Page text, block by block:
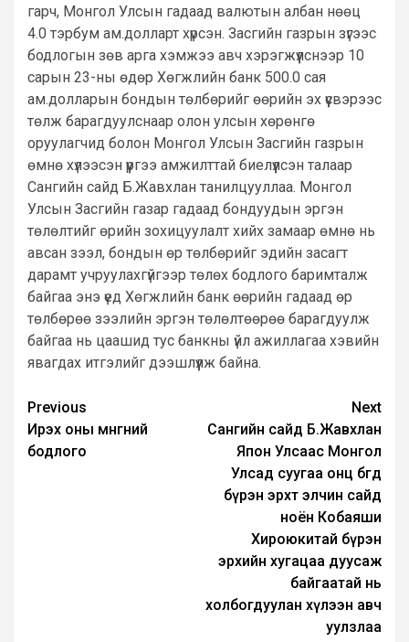
гарч, Монгол Улсын гадаад валютын албан нөөц
4.0 тэрбум ам.долларт хүрсэн. Засгийн газрын зүгээс
бодлогын зөв арга хэмжээ авч хэрэгжүүлснээр 10
сарын 23-ны өдөр Хөгжлийн банк 500.0 сая
ам.долларын бондын төлбөрийг өөрийн эх үүсвэрээс
төлж барагдуулснаар олон улсын хөрөнгө
оруулагчид болон Монгол Улсын Засгийн газрын
өмнө хүлээсэн үүргээ амжилттай биелүүлсэн талаар
Сангийн сайд Б.Жавхлан танилцууллаа. Монгол
Улсын Засгийн газар гадаад бондуудын эргэн
төлөлтийг өрийн зохицуулалт хийх замаар өмнө нь
авсан зээл, бондын өр төлбөрийг эдийн засагт
дарамт учруулахгүйгээр төлөх бодлого баримталж
байгаа энэ үед Хөгжлийн банк өөрийн гадаад өр
төлбөрөө зээлийн эргэн төлөлтөөрөө барагдуулж
байгаа нь цаашид тус банкны үйл ажиллагаа хэвийн
явагдах итгэлийг дээшлүүлж байна.
Post
navigation
Previous
Ирэх оны мөнгөний
бодлого
Next
Сангийн сайд Б.Жавхлан
Япон Улсаас Монгол
Улсад суугаа онц бөгөөд
бүрэн эрхт элчин сайд
ноён Кобаяши
Хироюкитай бүрэн
эрхийн хугацаа дуусаж
байгаатай нь
холбогдуулан хүлээн авч
уулзлаа